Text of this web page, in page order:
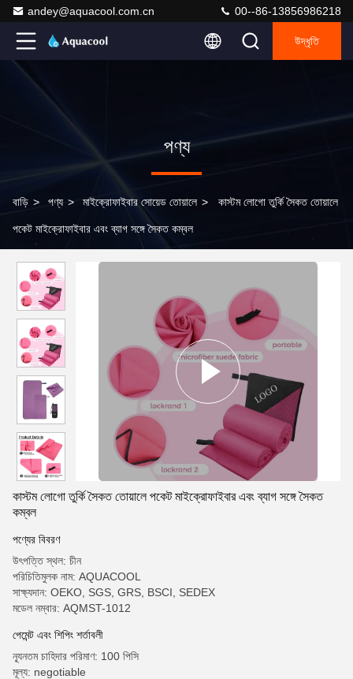
andey@aquacool.com.cn 00--86-13856986218
উদ্ধৃতি
পণ্য
বাড়ি > পণ্য > মাইক্রোফাইবার সোয়েড তোয়ালে > কাস্টম লোগো তুর্কি সৈকত তোয়ালে
পকেট মাইক্রোফাইবার এবং ব্যাগ সঙ্গে সৈকত কম্বল
কাস্টম লোগো তুর্কি সৈকত তোয়ালে পকেট মাইক্রোফাইবার এবং ব্যাগ সঙ্গে সৈকত
কম্বল
পণ্যের বিবরণ
উৎপত্তি স্থল: চীন
পরিচিতিমুলক নাম: AQUACOOL
সাক্ষ্যদান: OEKO, SGS, GRS, BSCI, SEDEX
মডেল নম্বার: AQMST-1012
পেমেন্ট এবং শিপিং শর্তাবলী
ন্যূনতম চাহিদার পরিমাণ: 100 পিসি
মূল্য: negotiable